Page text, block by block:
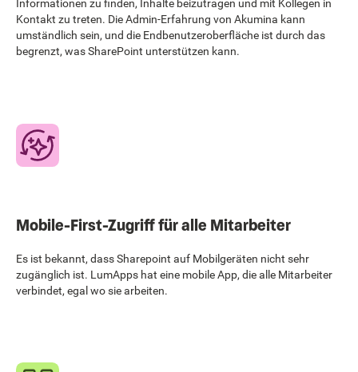
Informationen zu finden, Inhalte beizutragen und mit Kollegen in
Kontakt zu treten. Die Admin-Erfahrung von Akumina kann
umständlich sein, und die Endbenutzeroberfläche ist durch das
begrenzt, was SharePoint unterstützen kann.
Mobile-First-Zugriff für alle Mitarbeiter
Es ist bekannt, dass Sharepoint auf Mobilgeräten nicht sehr
zugänglich ist. LumApps hat eine mobile App, die alle Mitarbeiter
verbindet, egal wo sie arbeiten.